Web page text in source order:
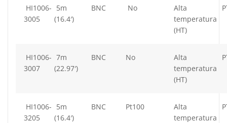
HI1006-
3005
5m
(16.4′)
BNC No
Alta
temperatura
(HT)
HI1006-
3007
7m
(22.97′)
BNC No
Alta
temperatura
(HT)
HI1006-
3205
5m
(16.4′)
BNC Pt100
Alta
temperatura